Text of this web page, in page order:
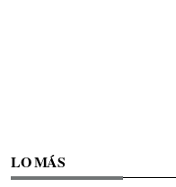
LO MÁS